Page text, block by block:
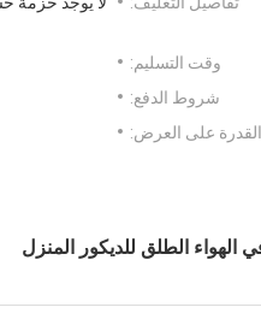
وقت التسليم:
شروط الدفع:
القدرة على العرض:
الهواء الطلق للديكور المنزل